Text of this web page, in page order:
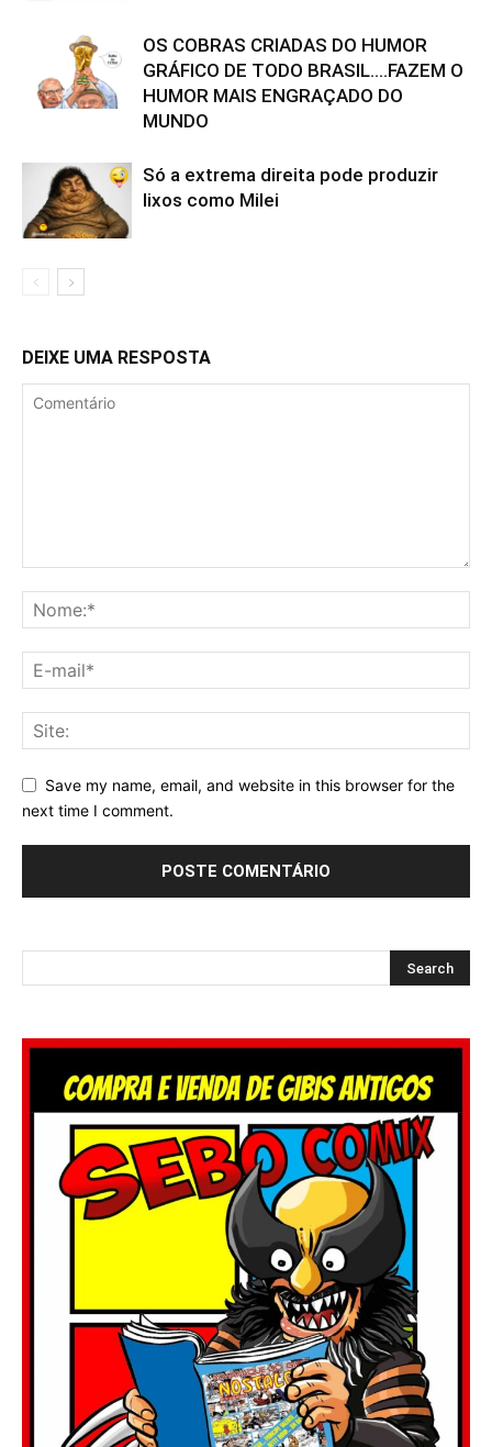
OS COBRAS CRIADAS DO HUMOR
GRÁFICO DE TODO BRASIL….FAZEM O
HUMOR MAIS ENGRAÇADO DO
MUNDO
Só a extrema direita pode produzir
lixos como Milei
DEIXE UMA RESPOSTA
Save my name, email, and website in this browser for the
next time I comment.